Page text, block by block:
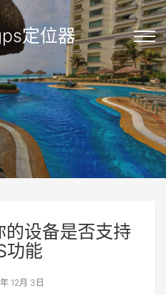
定位器
设备是否支持
功能
12月 3日